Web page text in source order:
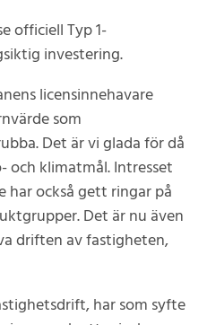
officiell Typ 1-
investering.
licensinnehavare
som
Det är vi glada för då
klimatmål. Intresset
har också gett ringar på
Det är nu även
driften av fastigheten,
har som syfte